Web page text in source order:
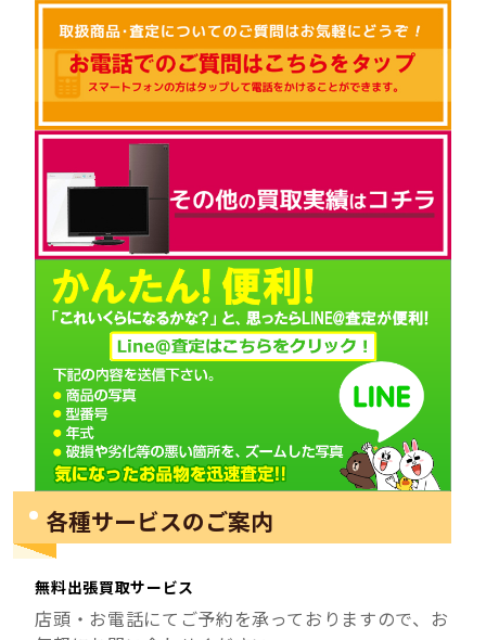
各種サービスのご案内
無料出張買取サービス
店頭・お電話にてご予約を承っておりますので、お